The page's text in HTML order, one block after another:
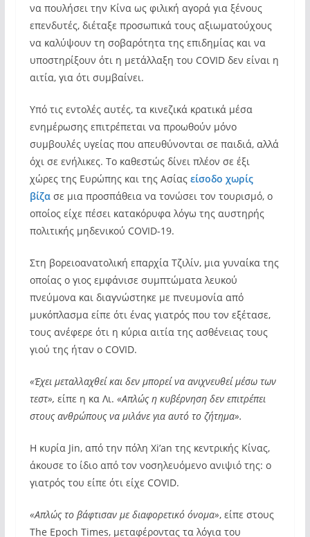
να πουλήσει την Κίνα ως φιλική αγορά για ξένους
επενδυτές, διέταξε προσωπικά τους αξιωματούχους
να καλύψουν τη σοβαρότητα της επιδημίας και να
υποστηρίξουν ότι η μετάλλαξη του COVID δεν είναι η
αιτία, για ότι συμβαίνει.
Υπό τις εντολές αυτές, τα κινεζικά κρατικά μέσα
ενημέρωσης επιτρέπεται να προωθούν μόνο
συμβουλές υγείας που απευθύνονται σε παιδιά, αλλά
όχι σε ενήλικες. Το καθεστώς δίνει πλέον σε έξι
χώρες της Ευρώπης και της Ασίας είσοδο χωρίς
βίζασε μια προσπάθεια να τονώσει τον τουρισμό, ο
οποίος είχε πέσει κατακόρυφα λόγω της αυστηρής
πολιτικής μηδενικού COVID-19.
Στη βορειοανατολική επαρχία Τζιλίν, μια γυναίκα της
οποίας ο γιος εμφάνισε συμπτώματα λευκού
πνεύμονα και διαγνώστηκε με πνευμονία από
μυκόπλασμα είπε ότι ένας γιατρός που τον εξέτασε,
τους ανέφερε ότι η κύρια αιτία της ασθένειας τους
γιού της ήταν ο COVID.
«Έχει μεταλλαχθεί και δεν μπορεί να ανιχνευθεί μέσω των
τεστ», είπε η κα Λι. «Απλώς η κυβέρνηση δεν επιτρέπει
στους ανθρώπους να μιλάνε για αυτό το ζήτημα».
Η κυρία Jin, από την πόλη Xi’an της κεντρικής Κίνας,
άκουσε το ίδιο από τον νοσηλευόμενο ανιψιό της: ο
γιατρός του είπε ότι είχε COVID.
«Απλώς το βάφτισαν με διαφορετικό όνομα», είπε στους
The Epoch Times, μεταφέροντας τα λόγια του